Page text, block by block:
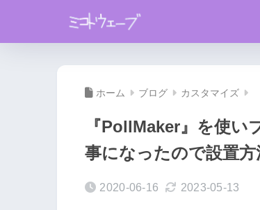
ホーム ブログ カスタマイズ
『PollMaker』を使
事になったので設置方
2020-06-16 2023-05-13